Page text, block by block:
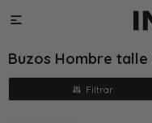

Buzos Hombre talle